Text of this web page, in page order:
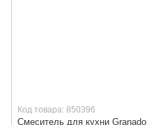
Код товара: 850396
Смеситель для кухни Granado